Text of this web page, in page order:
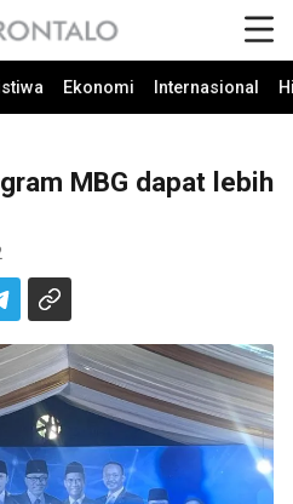
Ekonomi Internasional
MBG dapat lebih